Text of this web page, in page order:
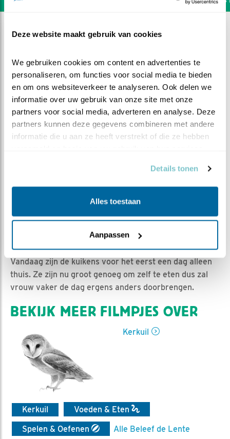
Deze website maakt gebruik van cookies
We gebruiken cookies om content en advertenties te
personaliseren, om functies voor social media te bieden
en om ons websiteverkeer te analyseren. Ook delen we
informatie over uw gebruik van onze site met onze
partners voor social media, adverteren en analyse. Deze
partners kunnen deze gegevens combineren met andere
informatie die u aan ze heeft verstrekt of die ze hebben
Details tonen
Alles toestaan
Aanpassen
Alleen thuis
Dieuwertje Smolenaars | Geplaatst op 13 juni 2020,
Vandaag zijn de kuikens voor het eerst een dag alleen
thuis. Ze zijn nu groot genoeg om zelf te eten dus zal
vrouw vaker de dag ergens anders doorbrengen.
BEKIJK MEER FILMPJES OVER
Kerkuil
Kerkuil
Voeden & Eten
Spelen & Oefenen
Alle Beleef de Lente